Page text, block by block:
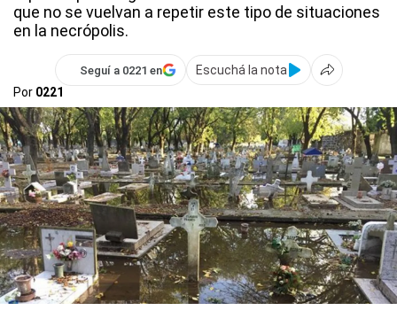
que no se vuelvan a repetir este tipo de situaciones
en la necrópolis.
Seguí a 0221 en
Escuchá la nota
Por 0221